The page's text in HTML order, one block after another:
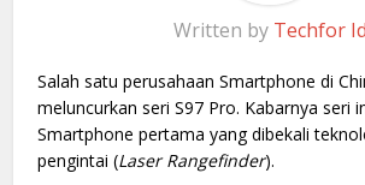
Written by Techfor Id
Salah satu perusahaan Smartphone di
meluncurkan seri S97 Pro. Kabarnya seri
Smartphone pertama yang dibekali
pengintai (Laser Rangefinder).